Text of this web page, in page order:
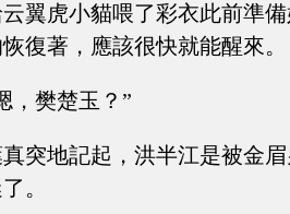
翼虎小貓喂了彩衣此前準
復著，應該很快就能醒來。
，樊楚玉？”
突地記起，洪半江是被金
。